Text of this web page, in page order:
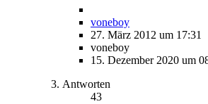
voneboy
27. März 2012 um 17:31
voneboy
15. Dezember 2020 um
Antworten
43